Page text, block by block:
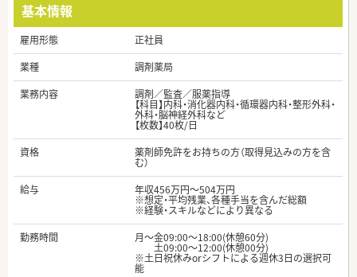
基本情報
雇用形態
正社員
業種
調剤薬局
業務内容
調剤／監査／服薬指導
【科目】内科・消化器内科・循環器内科・整形外科・
外科・脳神経外科など
【枚数】40枚/日
資格
薬剤師免許をお持ちの方（取得見込みの方を含
む）
給与
年収456万円～504万円
※想定・平均残業、各種手当を含んだ総額
※経験・スキルなどにより異なる
勤務時間
月～金09:00～18:00(休憩60分)
土09:00～12:00(休憩00分)
※土日祝休みorシフトによる週休3日の選択可
能